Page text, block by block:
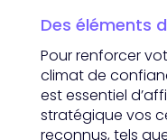
Des éléments
Pour renforcer
climat de
est essentiel
stratégique vos
reconnus, tels